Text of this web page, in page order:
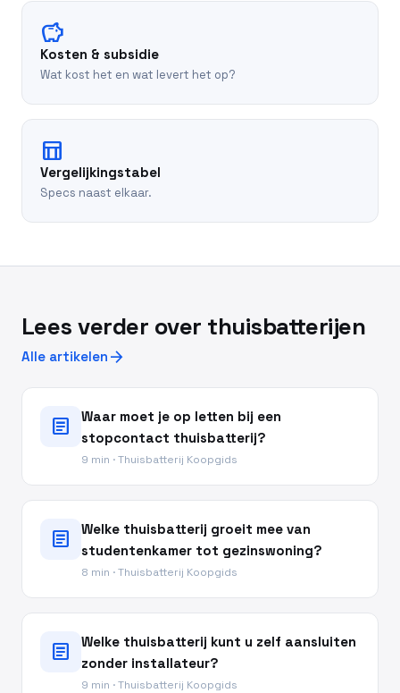
savings
Kosten & subsidie
Wat kost het en wat levert het op?
table_chart
Vergelijkingstabel
Specs naast elkaar.
Lees verder over thuisbatterijen
Alle artikelen arrow_forward
article
Waar moet je op letten bij een
stopcontact thuisbatterij?
9 min · Thuisbatterij Koopgids
article
Welke thuisbatterij groeit mee van
studentenkamer tot gezinswoning?
8 min · Thuisbatterij Koopgids
article
Welke thuisbatterij kunt u zelf aansluiten
zonder installateur?
9 min · Thuisbatterij Koopgids